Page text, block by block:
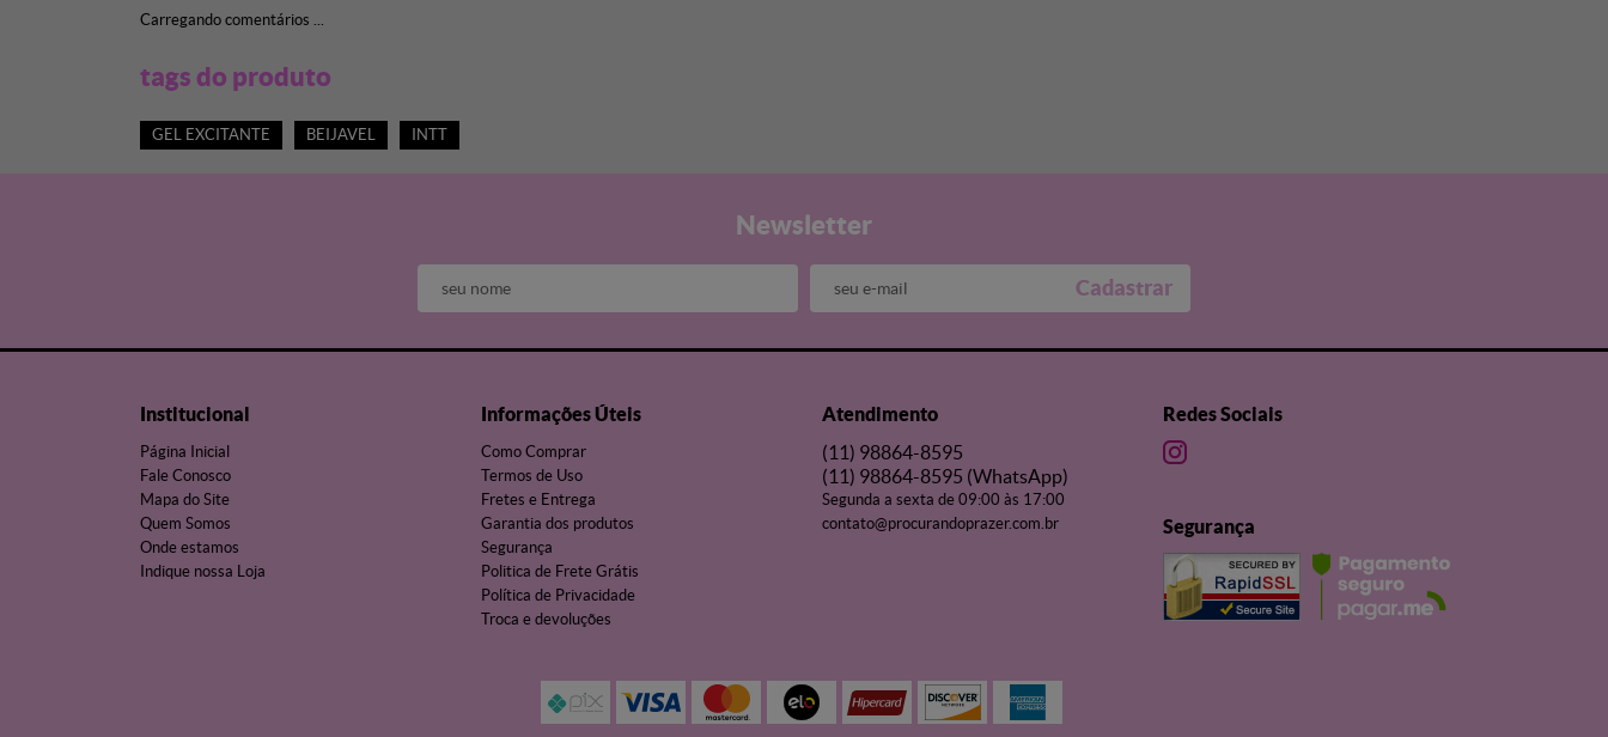
Carregando comentários ...
tags do produto
GEL EXCITANTE BEIJAVEL INTT
Newsletter
Cadastrar
Institucional
Página Inicial
Fale Conosco
Mapa do Site
Quem Somos
Onde estamos
Indique nossa Loja
Informações Úteis
Como Comprar
Termos de Uso
Fretes e Entrega
Garantia dos produtos
Segurança
Politica de Frete Grátis
Política de Privacidade
Troca e devoluções
Atendimento
(11) 98864-8595
(11) 98864-8595 (WhatsApp)
Segunda a sexta de 09:00 às 17:00
contato@procurandoprazer.com.br
Redes Sociais
Segurança